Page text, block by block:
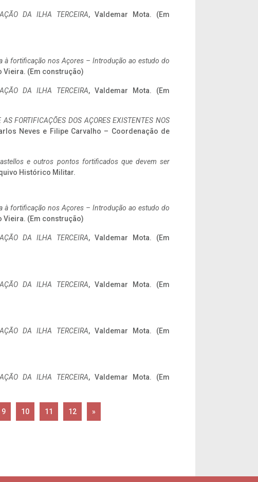
DA ILHA TERCEIRA, Valdemar Mota. (Em
à fortificação nos Açores – Introdução ao estudo do
Vieira. (Em construção)
DA ILHA TERCEIRA, Valdemar Mota. (Em
AS FORTIFICAÇÕES DOS AÇORES EXISTENTES NOS
Neves e Filipe Carvalho – Coordenação de
e outros pontos fortificados que devem ser
Histórico Militar.
à fortificação nos Açores – Introdução ao estudo do
Vieira. (Em construção)
DA ILHA TERCEIRA, Valdemar Mota. (Em
DA ILHA TERCEIRA, Valdemar Mota. (Em
DA ILHA TERCEIRA, Valdemar Mota. (Em
DA ILHA TERCEIRA, Valdemar Mota. (Em
9 10 11 12 »